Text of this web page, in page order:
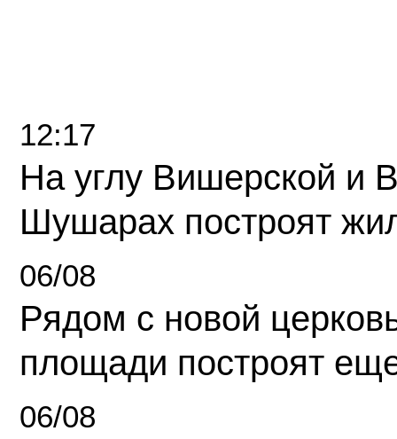
12:17
На углу Вишерской и
Шушарах построят
06/08
Рядом с новой
площади построят
06/08